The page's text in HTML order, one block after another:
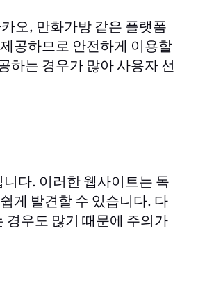
오, 만화가방 같은 플랫폼
공하므로 안전하게 이용할
하는 경우가 많아 사용자 선
다. 이러한 웹사이트는 독
게 발견할 수 있습니다. 다
경우도 많기 때문에 주의가